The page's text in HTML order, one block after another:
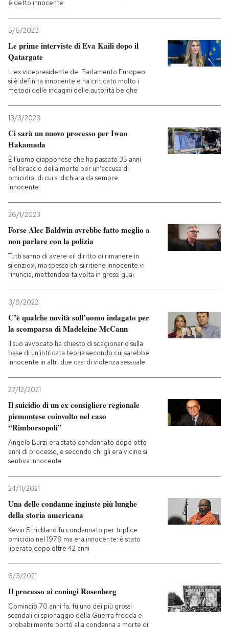
è detto innocente
5/6/2023
Le prime interviste di Eva Kaili dopo il
Qatargate
L'ex vicepresidente del Parlamento Europeo
si è definita innocente e ha criticato molto i
metodi delle indagini delle autorità belghe
13/3/2023
Ci sarà un nuovo processo per Iwao
Hakamada
È l’uomo giapponese che ha passato 35 anni
nel braccio della morte per un'accusa di
omicidio, di cui si dichiara da sempre
innocente
26/1/2023
Forse Alec Baldwin avrebbe fatto meglio a
non parlare con la polizia
Tutti sanno di avere «il diritto di rimanere in
silenzio», ma spesso chi si ritiene innocente vi
rinuncia, mettendosi talvolta in grossi guai
3/9/2022
C’è qualche novità sull’uomo indagato per
la scomparsa di Madeleine McCann
Il suo avvocato ha chiesto di scagionarlo sulla
base di un'intricata teoria secondo cui sarebbe
innocente in altri due casi di violenza sessuale
27/12/2021
Il suicidio di un ex consigliere regionale
piemontese coinvolto nel caso
“Rimborsopoli”
Angelo Burzi era stato condannato dopo otto
anni di processo, e secondo chi gli era vicino si
sentiva innocente
24/11/2021
Una delle condanne ingiuste più lunghe
della storia americana
Kevin Strickland fu condannato per triplice
omicidio nel 1979 ma era innocente: è stato
liberato dopo oltre 42 anni
6/3/2021
Il processo ai coniugi Rosenberg
Cominciò 70 anni fa, fu uno dei più grossi
scandali di spionaggio della Guerra fredda e
probabilmente portò alla condanna a morte di